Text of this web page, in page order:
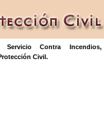
Servicio Contra Incendios,
Civil.